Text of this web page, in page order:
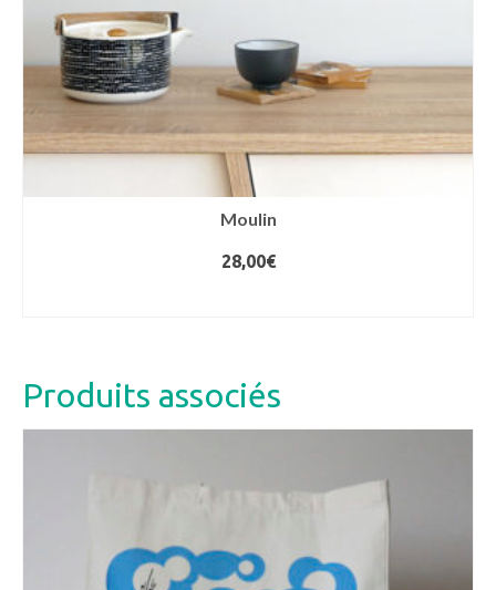
Moulin
28,00€
Produits associés